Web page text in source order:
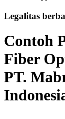
Legalitas
Contoh
Fiber
PT.